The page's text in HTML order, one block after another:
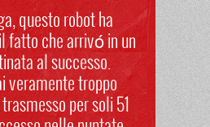
questo robot ha
fatto che arrivó in un
al successo.
veramente troppo
per soli 51